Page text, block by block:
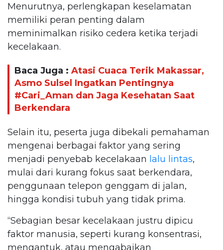
Menurutnya, perlengkapan keselamatan
memiliki peran penting dalam
meminimalkan risiko cedera ketika terjadi
kecelakaan.
Baca Juga : Atasi Cuaca Terik Makassar,
Asmo Sulsel Ingatkan Pentingnya
#Cari_Aman dan Jaga Kesehatan Saat
Berkendara
Selain itu, peserta juga dibekali pemahaman
mengenai berbagai faktor yang sering
menjadi penyebab kecelakaan lalu lintas,
mulai dari kurang fokus saat berkendara,
penggunaan telepon genggam di jalan,
hingga kondisi tubuh yang tidak prima.
“Sebagian besar kecelakaan justru dipicu
faktor manusia, seperti kurang konsentrasi,
mengantuk, atau mengabaikan